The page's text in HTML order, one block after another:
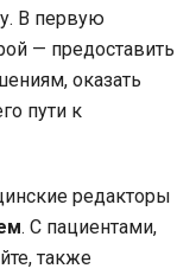
В первую
— предоставить
оказать
пути к
редакторы
. С пациентами,
также